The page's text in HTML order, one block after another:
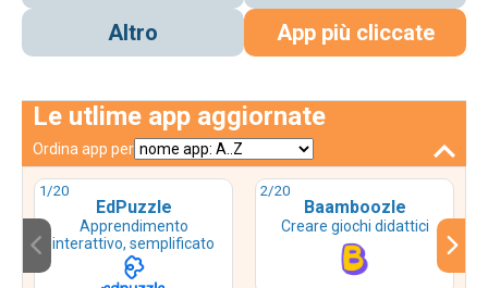
Altro
App più cliccate
Le utlime app aggiornate
Ordina app per
1/20
EdPuzzle
Apprendimento
interattivo, semplificato
2/20
Baamboozle
Creare giochi didattici